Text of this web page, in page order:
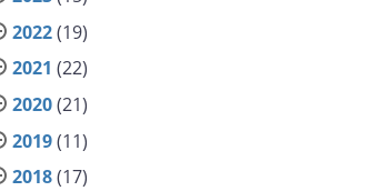
2022(19)
2021 (22)
2020(21)
2019(11)
2018(17)